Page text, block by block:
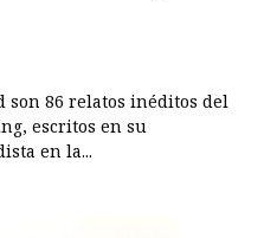
86 relatos inéditos del
escritos en su
en la...